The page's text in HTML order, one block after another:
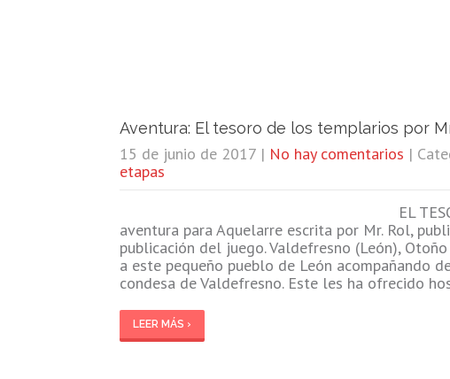
Aventura: El tesoro de los templarios por
15 de junio de 2017 | No hay comentarios |
etapas
EL
aventura para Aquelarre escrita por Mr. Rol,
publicación del juego. Valdefresno (León),
a este pequeño pueblo de León acompañando
condesa de Valdefresno. Este les ha ofrecido
LEER MÁS ›